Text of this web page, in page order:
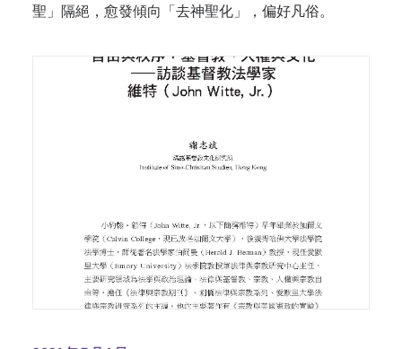
聖」隔絕，愈發傾向「去神聖化」，偏好凡俗。